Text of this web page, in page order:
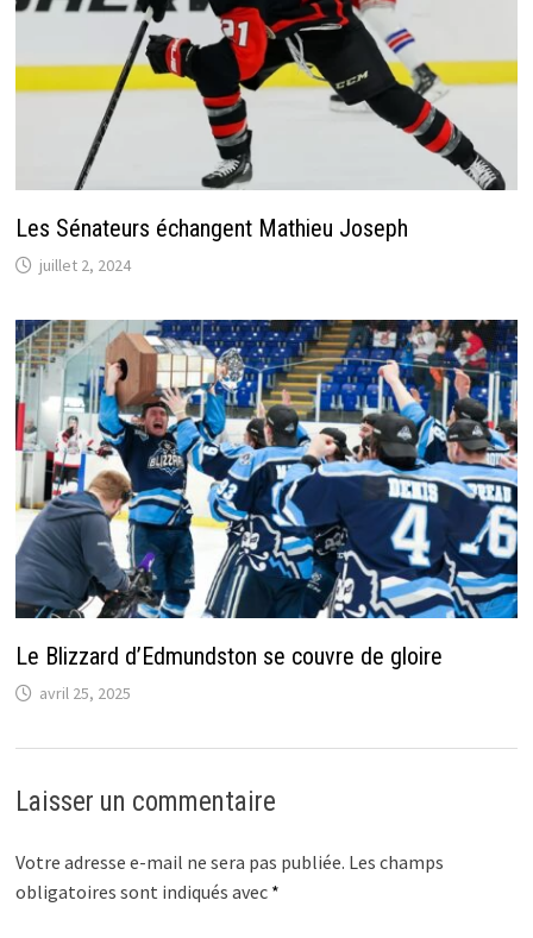
Les Sénateurs échangent Mathieu Joseph
juillet 2, 2024
Le Blizzard d’Edmundston se couvre de gloire
avril 25, 2025
Laisser un commentaire
Votre adresse e-mail ne sera pas publiée. Les champs
obligatoires sont indiqués avec *